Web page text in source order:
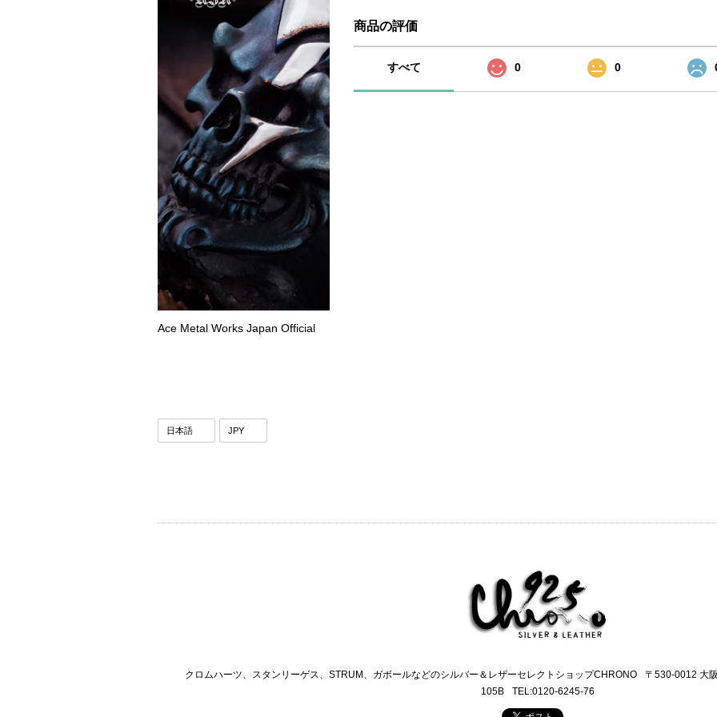
商品の評価
すべて 0 0
Ace Metal Works Japan Official
クロムハーツ、スタンリーゲス、STRUM、ガボールなどのシルバー＆レザーセレクトショップCHRONO
〒530-0012 大
105B
TEL:0120-6245-76